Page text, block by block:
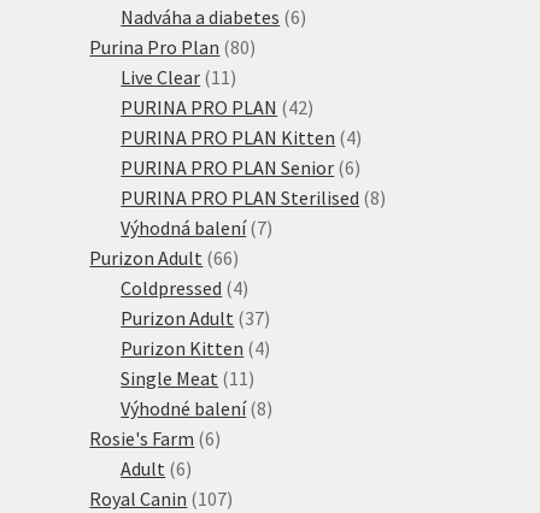
produktů
Nadváha a diabetes 66
Purina Pro Plan 8080
Live Clear 11 11
produktů
PURINA PRO PLAN 4242
produktů
PURINA PRO PLAN Kitten 44
produkty
PURINA PRO PLAN Senior 66
produktů
PURINA PRO PLAN Sterilised 88
Výhodná balení 77
Purizon Adult 6666
produktů
Coldpressed 44
produkty
Purizon Adult 3737
produktů
Purizon Kitten 44
Single Meat 11 11
produktů
Výhodné balení 88
Rosie's Farm 66
Adult 66
produktů
Royal Canin 107107